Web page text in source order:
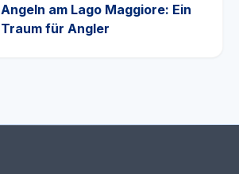
Angeln am Lago Maggiore: Ein
Traum für Angler